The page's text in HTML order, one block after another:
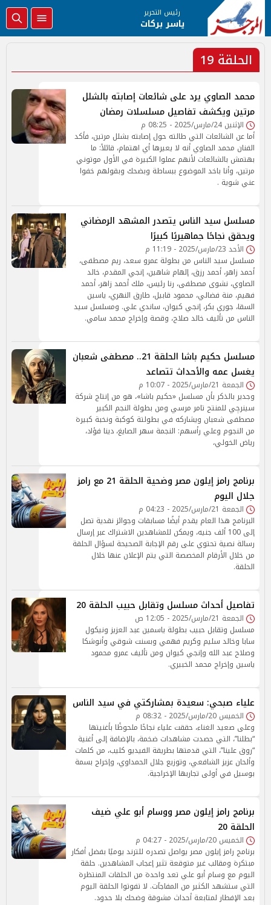
رئيس التحرير
ياسر بركات
الحلقة 19
محمد الصاوي يرد على شائعات إصابته بالشلل
مرتين ويكشف تفاصيل مسلسلات رمضان
الإثنين 24/مارس/2025 - 08:25 م
أما عن الشائعات التي طالته حول إصابته بشلل مرتين، فأكد
الفنان محمد الصاوي أنه لا يعيرها أي اهتمام، قائلاً: ما
بهتمش بالشائعات لأنهم عملوا الكبيرة في الأول موتوني
مرتين، وأنا باخد الموضوع ببساطة وبضحك وبقولهم خفوا
عني شوية .
مسلسل سيد الناس يتصدر المشهد الرمضاني
ويحقق نجاحًا جماهيريًا كبيرًا
الأحد 23/مارس/2025 - 11:19 م
مسلسل سيد الناس من بطولة عمرو سعد، ريم مصطفى،
أحمد زاهر، أحمد رزق، إلهام شاهين، إنجي المقدم، خالد
الصاوي، نشوى مصطفى، رنا رئيس، ملك أحمد زاهر، أحمد
فهيم، منة فضالي، محمود قابيل، طارق النهري، ياسين
السقا، جوري بكر، إنجي كيوان، ساندي علي. ومسلسل سيد
الناس من تأليف خالد صلاح، وقصة وإخراج محمد سامي.
مسلسل حكيم باشا الحلقة 21.. مصطفى شعبان
يغسل عمه والأحداث تتصاعد
الجمعة 21/مارس/2025 - 10:07 م
وجدير بالذكر بأن مسلسل «حكيم باشا»، هو من إنتاج شركة
سينرچي للمنتج تامر مرسي ومن بطولة النجم الكبير
مصطفى شعبان ويشاركه في بطولتة كوكبة ونخبة كبيرة
من النجوم وعلي رأسهم: النجمة سهر الصايغ، دينا فؤاد،
رياض الخولي،
برنامج رامز إيلون مصر وضحية الحلقة 21 مع رامز
جلال اليوم
الجمعة 21/مارس/2025 - 04:23 م
البرنامج هذا العام يقدم أيضًا مسابقات وجوائز نقدية تصل
إلى 100 ألف جنيه، ويمكن للمشاهدين الاشتراك عبر إرسال
رسالة نصية تحتوي على رقم الإجابة الصحيحة لسؤال الحلقة
من خلال الأرقام المخصصة التي يتم الإعلان عنها خلال
الحلقة.
تفاصيل أحداث مسلسل وتقابل حبيب الحلقة 20
الجمعة 21/مارس/2025 - 12:05 ص
مسلسل وتقابل حبيب بطولة ياسمين عبد العزيز ونيكول
سابا وخالد سليم وكريم فهمي وبسنت شوقي وأنوشكا
وصلاح عبد الله وإنجي كيوان ومن تأليف عمرو محمود
ياسين وإخراج محمد الخبيري.
علياء صبحي: سعيدة بمشاركتي في سيد الناس
الخميس 20/مارس/2025 - 08:32 م
وعلى صعيد الغناء، حققت علياء نجاحًا ملحوظًا بأغنيتها
“بطلنا”، التي حصدت مشاهدات ضخمة، بالإضافة إلى أغنية
“روق علينا”، التي قدمتها بطريقة الفيديو كليب، من كلمات
وألحان عزيز الشافعي، وتوزيع جلال الحمداوي، وإخراج بسمة
بوسيل في أولى تجاربها الإخراجية.
برنامج رامز إيلون مصر ووسام أبو علي ضيف
الحلقة 20
الخميس 20/مارس/2025 - 04:27 م
برنامج رامز إيلون مصر يواصل تصدره للترند يوميًا بفضل أفكار
مبتكرة ومقالب غير متوقعة تثير إعجاب المشاهدين. حلقة
اليوم مع وسام أبو علي تعد واحدة من الحلقات المنتظرة
التي ستشهد الكثير من المفاجآت. لا تفوتوا الحلقة اليوم
بعد الإفطار لمتابعة أحداث مشوقة وضحك بلا حدود.